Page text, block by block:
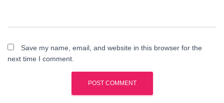
Save my name, email, and website in this browser for the
next time I comment.